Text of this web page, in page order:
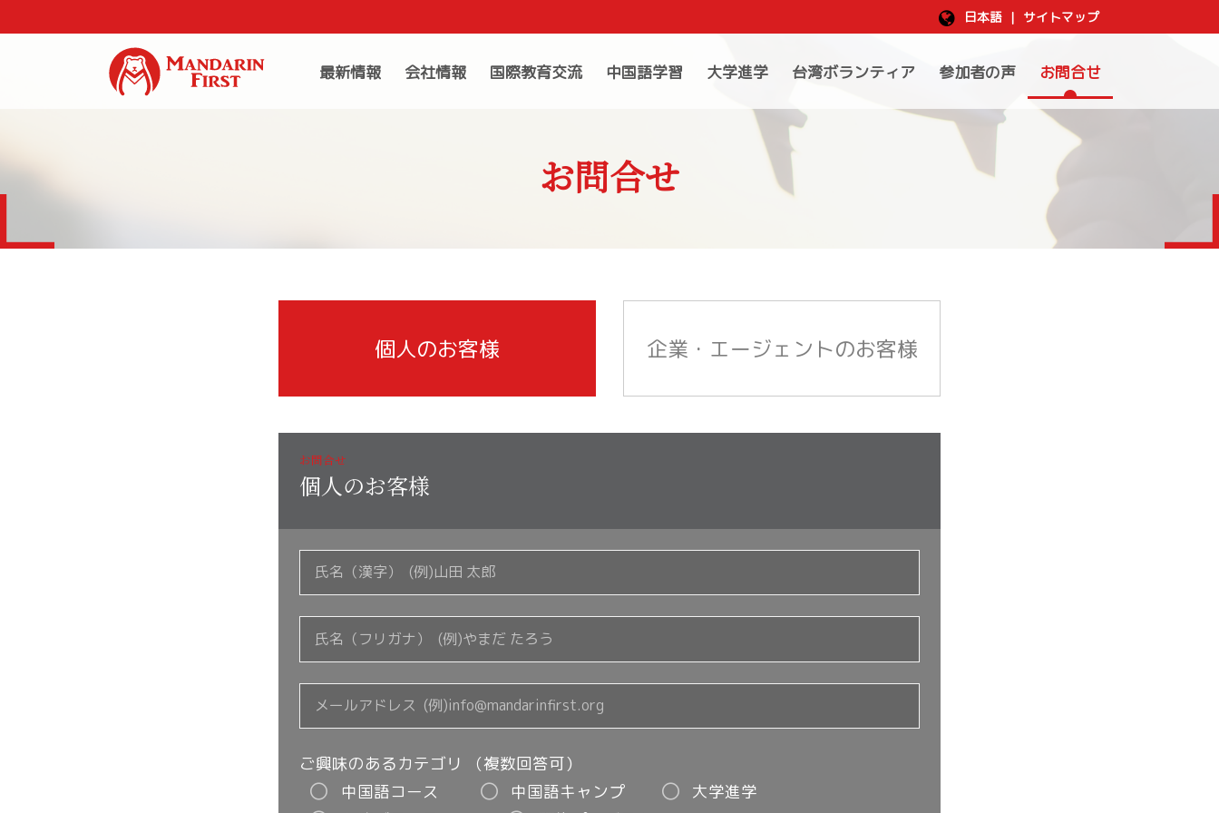
日本語 | サイトマップ
最新情報 会社情報 国際教育交流 中国語学習 大学進学 台湾ボランティア 参加者の声 お問合せ
お問合せ
個人のお客様 企業・エージェントのお客様
お問合せ
個人のお客様
ご興味のあるカテゴリ （複数回答可）
中国語コース
中国語キャンプ
大学進学